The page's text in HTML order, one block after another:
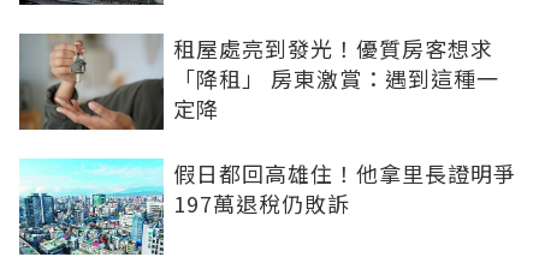
租屋處亮到發光！優質房客想求
「降租」 房東激賞：遇到這種一
定降
假日都回高雄住！他拿里長證明爭
197萬退稅仍敗訴